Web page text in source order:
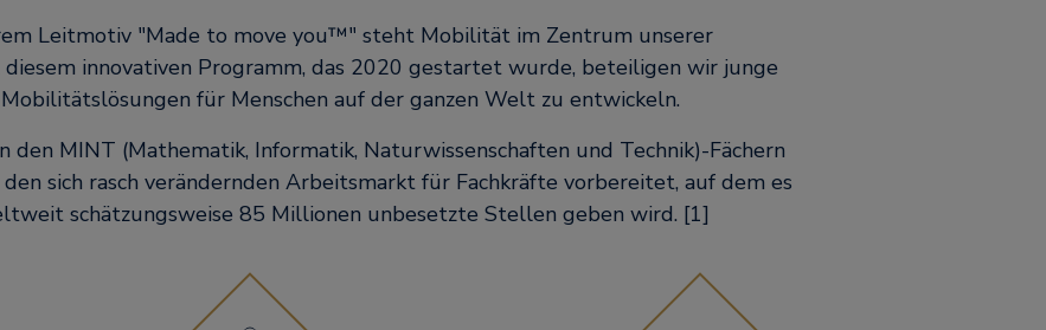
Leitmotiv Made to move you™ steht Mobilität im Zentrum unserer
innovativen Programm, das 2020 gestartet wurde, beteiligen wir junge
für Menschen auf der ganzen Welt zu entwickeln.
den MINT (Mathematik, Informatik, Naturwissenschaften und Technik)-Fächern
sich rasch verändernden Arbeitsmarkt für Fachkräfte vorbereitet, auf dem es
schätzungsweise 85 Millionen unbesetzte Stellen geben wird. [1]